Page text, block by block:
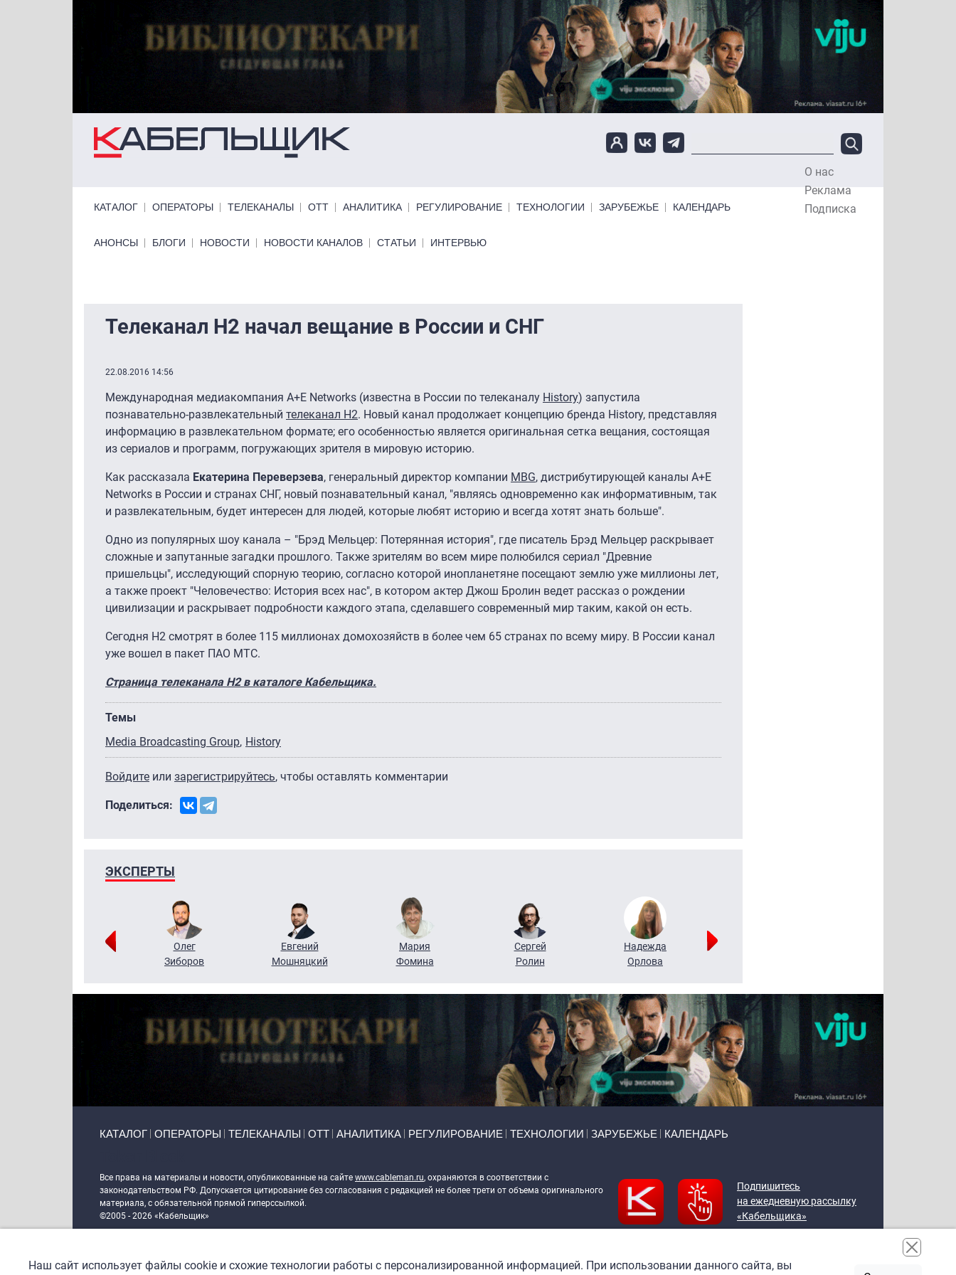
О нас
Реклама
Подписка
КАТАЛОГ ОПЕРАТОРЫ ТЕЛЕКАНАЛЫ ОТТ АНАЛИТИКА РЕГУЛИРОВАНИЕ ТЕХНОЛОГИИ ЗАРУБЕЖЬЕ КАЛЕНДАРЬ
Primary links bottom
АНОНСЫ БЛОГИ НОВОСТИ НОВОСТИ КАНАЛОВ СТАТЬИ ИНТЕРВЬЮ
Телеканал H2 начал вещание в России и СНГ
22.08.2016 14:56
Международная медиакомпания A+E Networks (известна в России по телеканалу History) запустила
познавательно-развлекательный телеканал H2. Новый канал продолжает концепцию бренда History, представляя
информацию в развлекательном формате; его особенностью является оригинальная сетка вещания, состоящая
из сериалов и программ, погружающих зрителя в мировую историю.
Как рассказала Екатерина Переверзева, генеральный директор компании MBG, дистрибутирующей каналы A+E
Networks в России и странах СНГ, новый познавательный канал, "являясь одновременно как информативным, так
и развлекательным, будет интересен для людей, которые любят историю и всегда хотят знать больше".
Одно из популярных шоу канала – "Брэд Мельцер: Потерянная история", где писатель Брэд Мельцер раскрывает
сложные и запутанные загадки прошлого. Также зрителям во всем мире полюбился сериал "Древние
пришельцы", исследующий спорную теорию, согласно которой инопланетяне посещают землю уже миллионы лет,
а также проект "Человечество: История всех нас", в котором актер Джош Бролин ведет рассказ о рождении
цивилизации и раскрывает подробности каждого этапа, сделавшего современный мир таким, какой он есть.
Сегодня H2 смотрят в более 115 миллионах домохозяйств в более чем 65 странах по всему миру. В России канал
уже вошел в пакет ПАО МТС.
Страница телеканала Н2 в каталоге Кабельщика.
Темы
Media Broadcasting Group History
Войдите или зарегистрируйтесь, чтобы оставлять комментарии
Поделиться:
ЭКСПЕРТЫ
Олег
Зиборов
Евгений
Мошняцкий
Мария
Фомина
Сергей
Ролин
Надежда
Орлова
КАТАЛОГ ОПЕРАТОРЫ ТЕЛЕКАНАЛЫ ОТТ АНАЛИТИКА РЕГУЛИРОВАНИЕ ТЕХНОЛОГИИ ЗАРУБЕЖЬЕ КАЛЕНДАРЬ
Все права на материалы и новости, опубликованные на сайте www.cableman.ru, охраняются в соответствии с
законодательством РФ. Допускается цитирование без согласования с редакцией не более трети от объема оригинального
материала, с обязательной прямой гиперссылкой.
©2005 - 2026 «Кабельщик»
DrupalCoder — поддержка сайта c 2017 года
Подпишитесь
на ежедневную рассылку
«Кабельщика»
Наш сайт использует файлы cookie и схожие технологии работы с персонализированной информацией. При использовании данного сайта, вы